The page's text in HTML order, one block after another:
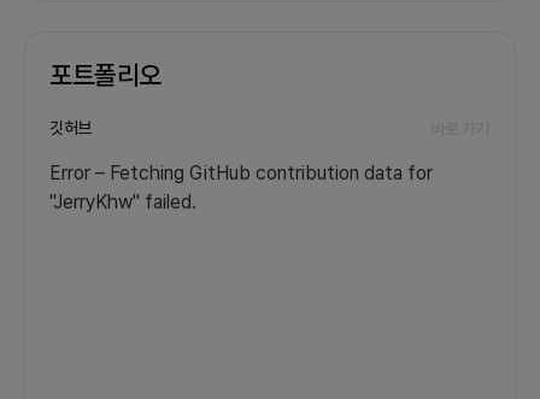
포트폴리오
깃허브 바로가기
Error – Fetching GitHub contribution data for
"JerryKhw" failed.